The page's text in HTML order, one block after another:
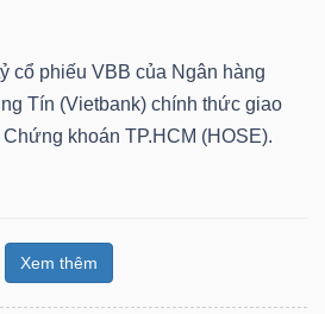
cổ phiếu VBB của Ngân hàng
Tín (Vietbank) chính thức giao
khoán TP.HCM (HOSE).
Xem thêm